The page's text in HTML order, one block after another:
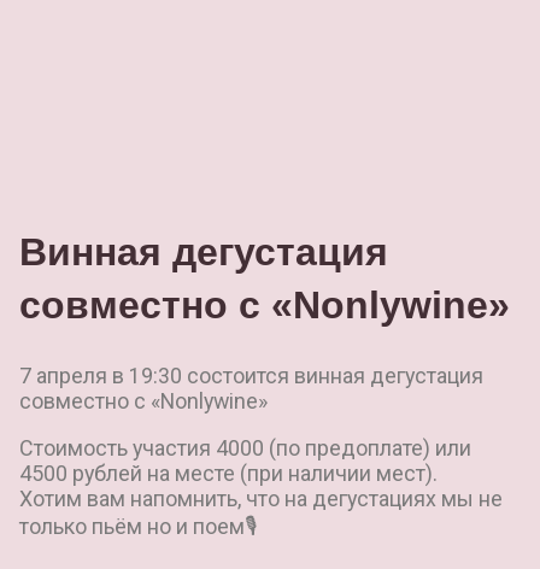
Винная дегустация
совместно с «Nonlywine»
7 апреля в 19:30 состоится винная дегустация
совместно с «Nonlywine»
Стоимость участия 4000 (по предоплате) или
4500 рублей на месте (при наличии мест).
Хотим вам напомнить, что на дегустациях мы не
только пьём но и поем🎙